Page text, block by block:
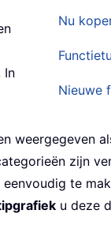
Nu
Nieuwe
In
weergegeven
zijn
te
u deze